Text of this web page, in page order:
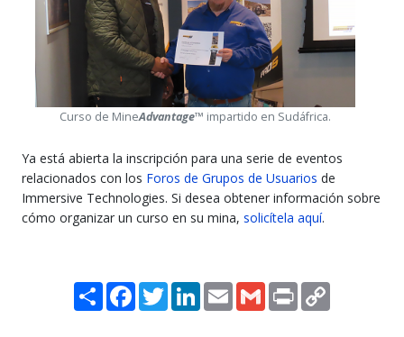
Curso de MineAdvantage™ impartido en Sudáfrica.
Ya está abierta la inscripción para una serie de eventos
relacionados con los Foros de Grupos de Usuarios de
Immersive Technologies. Si desea obtener información sobre
cómo organizar un curso en su mina, solicítela aquí.
Share Facebook
TwitterLinkedInEmail Gmail Print